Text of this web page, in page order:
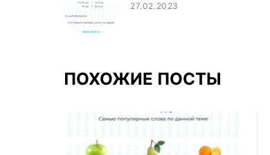
27.02.2023
ПОХОЖИЕ ПОСТЫ